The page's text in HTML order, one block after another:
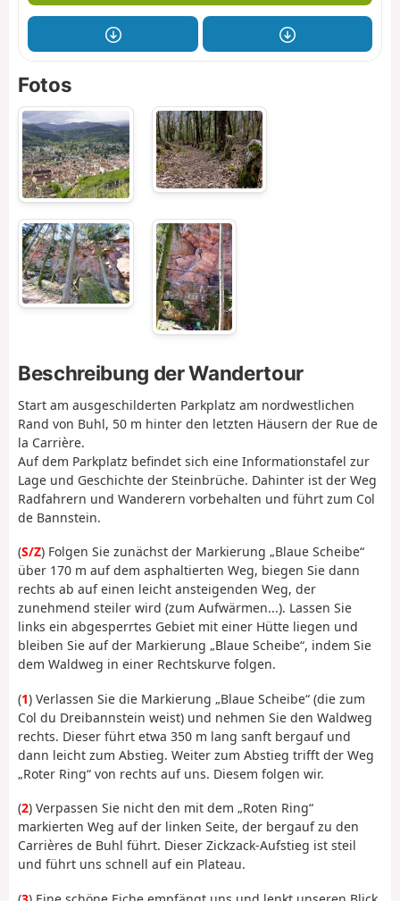
Fotos
Beschreibung der Wandertour
Start am ausgeschilderten Parkplatz am nordwestlichen
Rand von Buhl, 50 m hinter den letzten Häusern der Rue de
la Carrière.
Auf dem Parkplatz befindet sich eine Informationstafel zur
Lage und Geschichte der Steinbrüche. Dahinter ist der Weg
Radfahrern und Wanderern vorbehalten und führt zum Col
de Bannstein.
(S/Z) Folgen Sie zunächst der Markierung „Blaue Scheibe“
über 170 m auf dem asphaltierten Weg, biegen Sie dann
rechts ab auf einen leicht ansteigenden Weg, der
zunehmend steiler wird (zum Aufwärmen...). Lassen Sie
links ein abgesperrtes Gebiet mit einer Hütte liegen und
bleiben Sie auf der Markierung „Blaue Scheibe“, indem Sie
dem Waldweg in einer Rechtskurve folgen.
(1) Verlassen Sie die Markierung „Blaue Scheibe“ (die zum
Col du Dreibannstein weist) und nehmen Sie den Waldweg
rechts. Dieser führt etwa 350 m lang sanft bergauf und
dann leicht zum Abstieg. Weiter zum Abstieg trifft der Weg
„Roter Ring“ von rechts auf uns. Diesem folgen wir.
(2) Verpassen Sie nicht den mit dem „Roten Ring“
markierten Weg auf der linken Seite, der bergauf zu den
Carrières de Buhl führt. Dieser Zickzack-Aufstieg ist steil
und führt uns schnell auf ein Plateau.